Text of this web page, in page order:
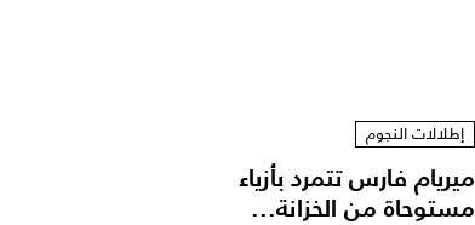
إطلالات النجوم
ميريام فارس تتمرد بأزياء
مستوحاة من الخزانة...